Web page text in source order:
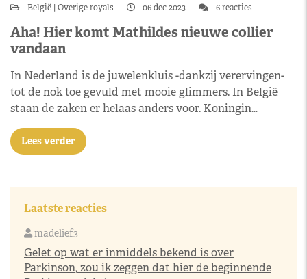
België Overige royals 06 dec 2023 6 reacties
Aha! Hier komt Mathildes nieuwe collier
vandaan
In Nederland is de juwelenkluis -dankzij verervingen-
tot de nok toe gevuld met mooie glimmers. In België
staan de zaken er helaas anders voor. Koningin…
Lees verder
Laatste reacties
madelief3
Gelet op wat er inmiddels bekend is over
Parkinson, zou ik zeggen dat hier de beginnende